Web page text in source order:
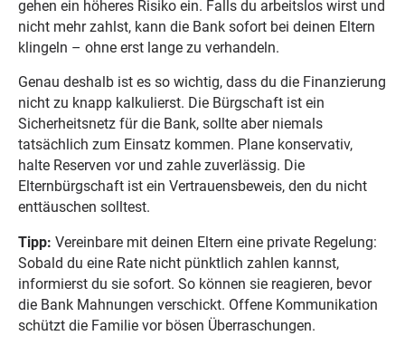
gehen ein höheres Risiko ein. Falls du arbeitslos wirst und
nicht mehr zahlst, kann die Bank sofort bei deinen Eltern
klingeln – ohne erst lange zu verhandeln.
Genau deshalb ist es so wichtig, dass du die Finanzierung
nicht zu knapp kalkulierst. Die Bürgschaft ist ein
Sicherheitsnetz für die Bank, sollte aber niemals
tatsächlich zum Einsatz kommen. Plane konservativ,
halte Reserven vor und zahle zuverlässig. Die
Elternbürgschaft ist ein Vertrauensbeweis, den du nicht
enttäuschen solltest.
Tipp: Vereinbare mit deinen Eltern eine private Regelung:
Sobald du eine Rate nicht pünktlich zahlen kannst,
informierst du sie sofort. So können sie reagieren, bevor
die Bank Mahnungen verschickt. Offene Kommunikation
schützt die Familie vor bösen Überraschungen.